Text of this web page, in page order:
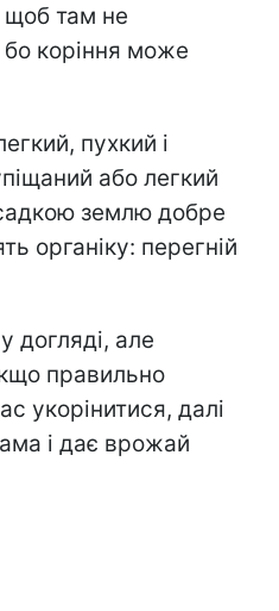
щоб там не
коріння може
пухкий і
або легкий
землю добре
органіку: перегній
догляді, але
правильно
укорінитися, далі
і дає врожай